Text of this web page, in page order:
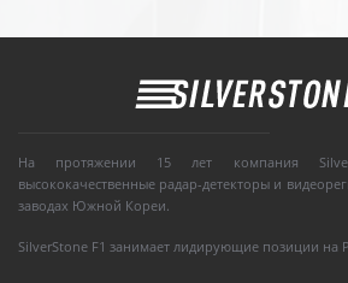
На протяжении 15 лет компания
высококачественные радар-детекторы и
заводах Южной Кореи.
SilverStone F1 занимает лидирующие позиции на